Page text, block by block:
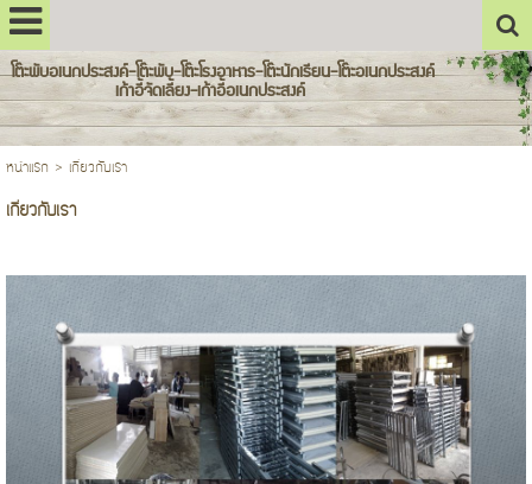
โต๊ะพับอเนกประสงค์-โต๊ะพับ-โต๊ะโรงอาหาร-โต๊ะนักเรียน-โต๊ะอเนกประสงค์
เก้าอี้จัดเลี้ยง-เก้าอี้อเนกประสงค์
หน้าแรก > เกี่ยวกับเรา
เกี่ยวกับเรา